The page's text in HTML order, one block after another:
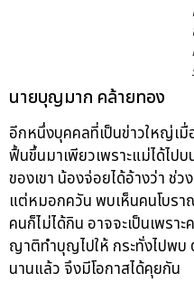
นายบุญมาก คล้ายทอง
อีกหนึ่งบุคคลที่เป็นข่าวใหญ่เมื่
ฟื้นขึ้นมาเพียวเพราะแม่ได้ไป
ของเขา น้องจ่อยได้อ้างว่า ช่ว
แต่หมอกควัน พบเห็นคนโบร
คนก็ไม่ได้กิน อาจจะเป็นเพร
ญาติทำบุญไปให้ กระทั่งไปพบ
นานแล้ว จึงมีโอกาสได้คุยกัน